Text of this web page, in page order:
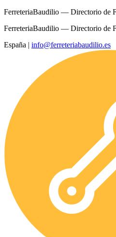
FerreteriaBaudilio — Directorio de
FerreteriaBaudilio — Directorio de
España | info@ferreteriabaudilio.es